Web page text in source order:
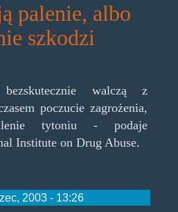
palenie, albo
szkodzi
walczą z
poczucie zagrożenia,
tytoniu - podaje
Institute on Drug Abuse.
2003 - 13:26